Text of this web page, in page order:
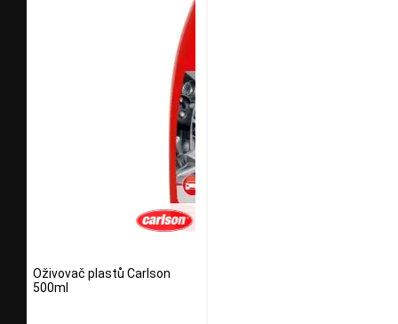
Oživovač plastů Carlson
500ml